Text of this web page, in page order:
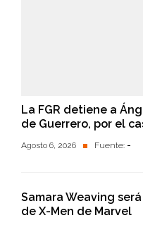
La FGR detiene a
de Guerrero, por el
Agosto 6, 2026 Fuente: -
Samara Weaving
de X-Men de Marvel